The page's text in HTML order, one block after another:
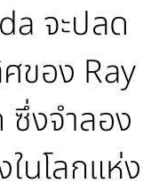
จะปลด
ของ Ray
งจำลอง
นโลกแห่ง